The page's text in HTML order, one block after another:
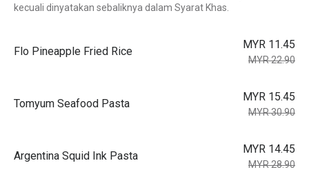
kecuali dinyatakan sebaliknya dalam Syarat Khas.
Flo Pineapple Fried Rice
MYR 11.45
MYR 22.90
Tomyum Seafood Pasta
MYR 15.45
MYR 30.90
Argentina Squid Ink Pasta
MYR 14.45
MYR 28.90